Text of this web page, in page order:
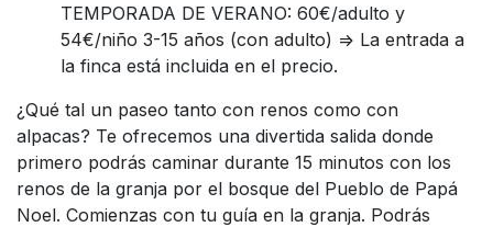
TEMPORADA DE VERANO: 60€/adulto y
54€/niño 3-15 años (con adulto) => La entrada a
la finca está incluida en el precio.
¿Qué tal un paseo tanto con renos como con
alpacas? Te ofrecemos una divertida salida donde
primero podrás caminar durante 15 minutos con los
renos de la granja por el bosque del Pueblo de Papá
Noel. Comienzas con tu guía en la granja. Podrás